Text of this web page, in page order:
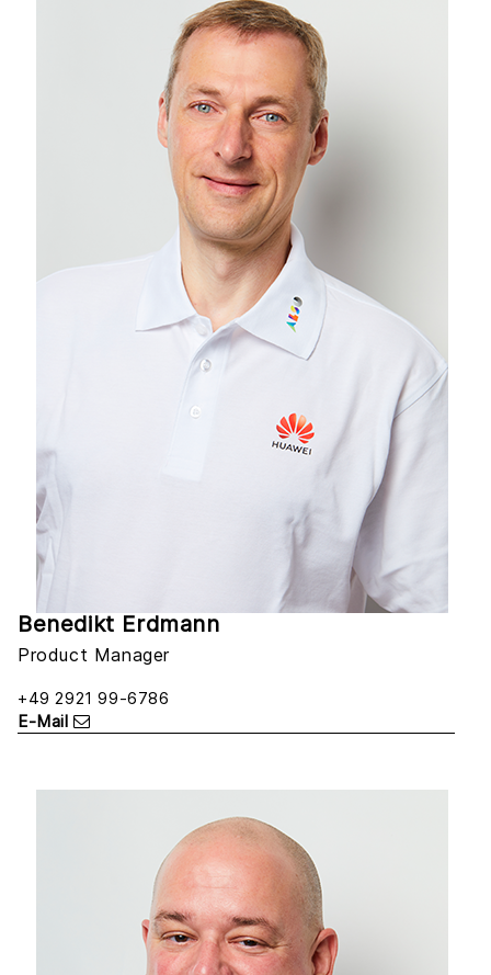
Benedikt Erdmann
Product Manager
+49 2921 99-6786
E-Mail